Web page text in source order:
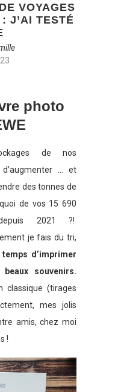
VOYAGES
J’AI TESTÉ
photo
de nos
… et
des tonnes de
de vos 15 690
2021 ?!
je fais du tri,
d’imprimer
souvenirs.
classique (tirages
mes jolis
amis, chez moi
!